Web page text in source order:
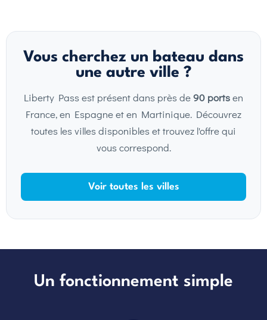
Vous cherchez un bateau dans
une autre ville ?
Liberty Pass est présent dans près de90 portsen
France, en Espagne et en Martinique. Découvrez
toutes les villes disponibles et trouvez l'offre qui
vous correspond.
Voir toutes les villes
Un fonctionnement simple